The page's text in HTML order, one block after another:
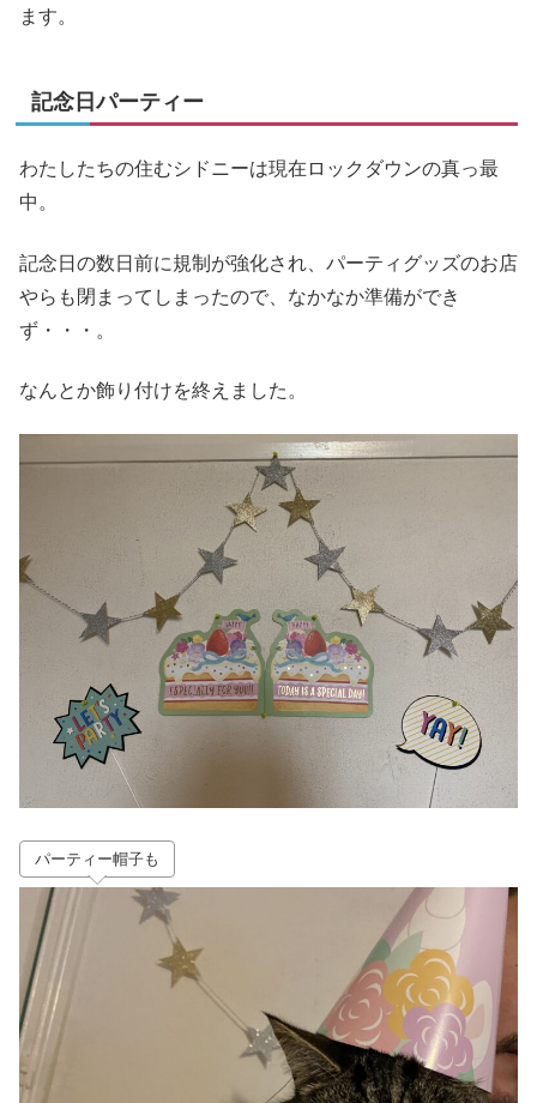
ます。
記念日パーティー
わたしたちの住むシドニーは現在ロックダウンの真っ最
中。
記念日の数日前に規制が強化され、パーティグッズのお店
やらも閉まってしまったので、なかなか準備ができ
ず・・・。
なんとか飾り付けを終えました。
パーティー帽子も